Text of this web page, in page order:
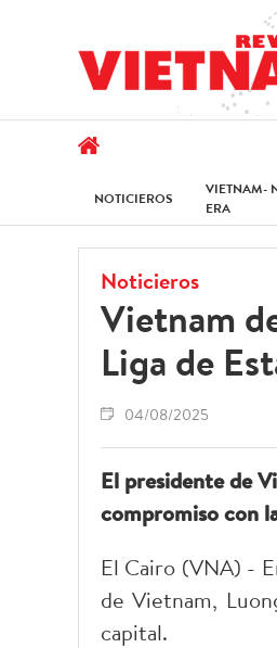
NOTICIEROS
VIETNAM-
ERA
Noticieros
Vietnam
Liga de
04/08/2025
El presidente de
compromiso con
El Cairo (VNA) -
de Vietnam,
capital.